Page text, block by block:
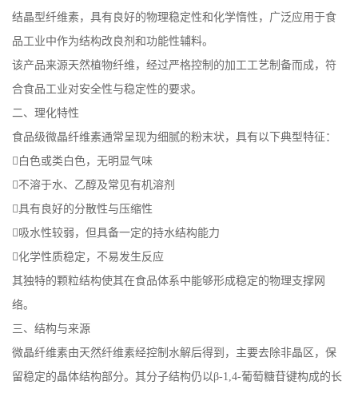
结晶型纤维素，具有良好的物理稳定性和化学惰性，广泛应用于食
品工业中作为结构改良剂和功能性辅料。
该产品来源天然植物纤维，经过严格控制的加工工艺制备而成，符
合食品工业对安全性与稳定性的要求。
二、理化特性
食品级微晶纤维素通常呈现为细腻的粉末状，具有以下典型特征：
白色或类白色，无明显气味
不溶于水、乙醇及常见有机溶剂
具有良好的分散性与压缩性
吸水性较弱，但具备一定的持水结构能力
化学性质稳定，不易发生反应
其独特的颗粒结构使其在食品体系中能够形成稳定的物理支撑网
络。
三、结构与来源
微晶纤维素由天然纤维素经控制水解后得到，主要去除非晶区，保
留稳定的晶体结构部分。其分子结构仍以β-1,4-葡萄糖苷键构成的长